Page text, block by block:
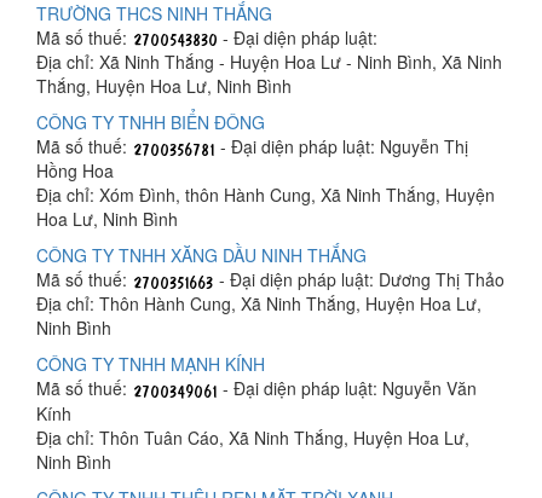
TRƯỜNG THCS NINH THẮNG
Mã số thuế:
- Đại diện pháp luật:
Địa chỉ: Xã Ninh Thắng - Huyện Hoa Lư - Ninh Bình, Xã Ninh
Thắng, Huyện Hoa Lư, Ninh Bình
CÔNG TY TNHH BIỂN ĐÔNG
Mã số thuế:
- Đại diện pháp luật: Nguyễn Thị
Hồng Hoa
Địa chỉ: Xóm Đình, thôn Hành Cung, Xã Ninh Thắng, Huyện
Hoa Lư, Ninh Bình
CÔNG TY TNHH XĂNG DẦU NINH THẮNG
Mã số thuế:
- Đại diện pháp luật: Dương Thị Thảo
Địa chỉ: Thôn Hành Cung, Xã Ninh Thắng, Huyện Hoa Lư,
Ninh Bình
CÔNG TY TNHH MẠNH KÍNH
Mã số thuế:
- Đại diện pháp luật: Nguyễn Văn
Kính
Địa chỉ: Thôn Tuân Cáo, Xã Ninh Thắng, Huyện Hoa Lư,
Ninh Bình